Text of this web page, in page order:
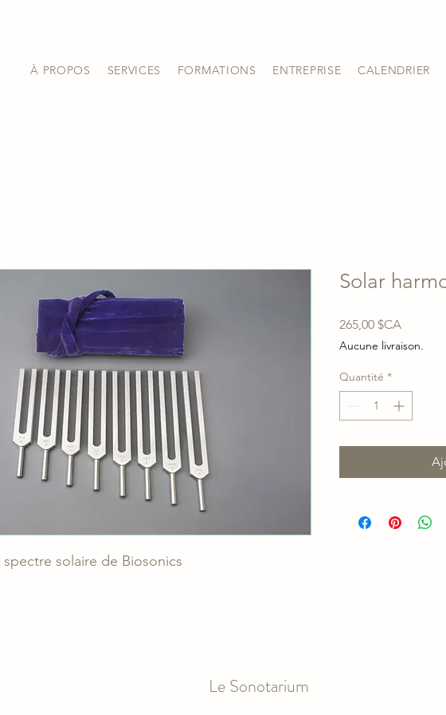
À PROPOS SERVICES FORMATIONS ENTREPRISE CALENDRIER
solaire de Biosonics
Solar
265,00 $CAPrix
Aucune livraison.
Quantité *
Le Sonotarium